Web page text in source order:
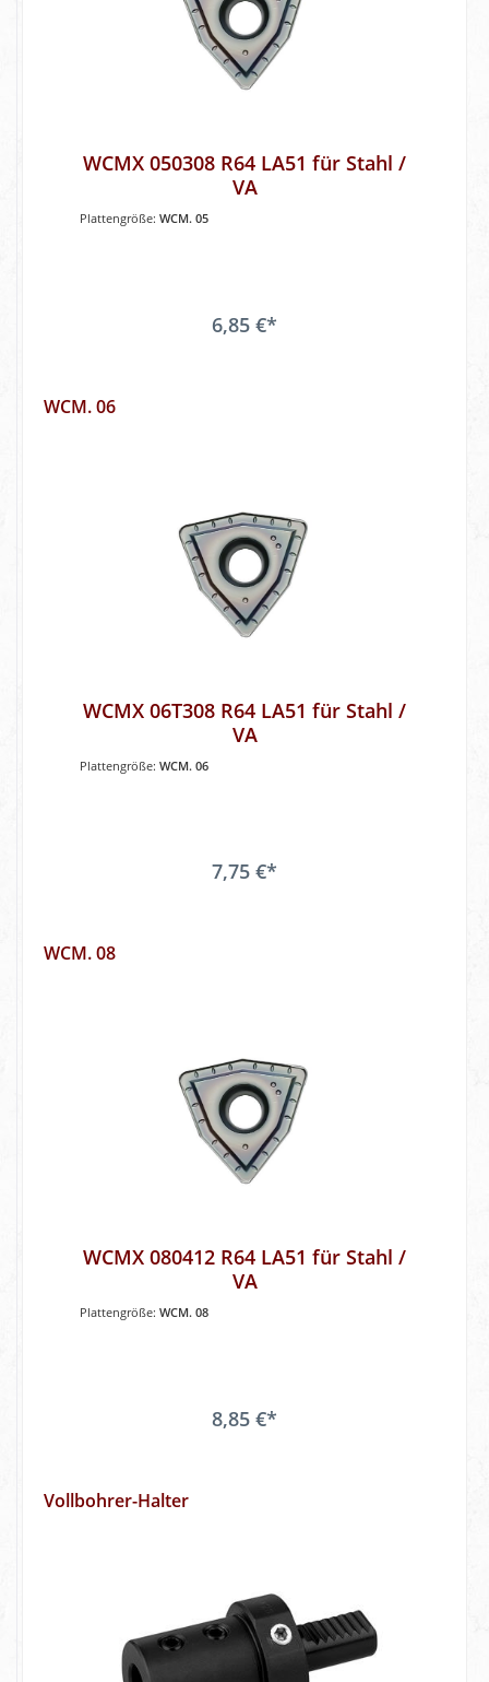
WCMX 050308 R64 LA51 für Stahl /
VA
Plattengröße: WCM. 05
6,85 €*
WCM. 06
WCMX 06T308 R64 LA51 für Stahl /
VA
Plattengröße: WCM. 06
7,75 €*
WCM. 08
WCMX 080412 R64 LA51 für Stahl /
VA
Plattengröße: WCM. 08
8,85 €*
Vollbohrer-Halter